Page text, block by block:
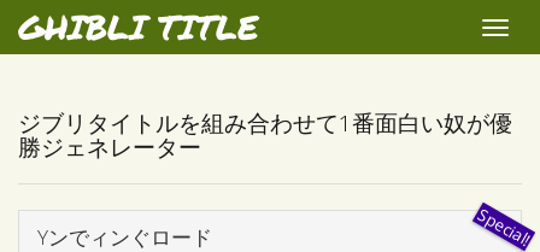
GHIBLI TITLE
Toggle
ジブリタイトルを組み合わせて1番面白い奴が優
勝ジェネレーター
Yンでィンぐロード